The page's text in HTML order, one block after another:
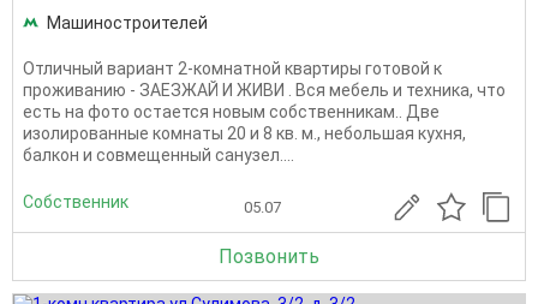
Машиностроителей
Отличный вариант 2-комнатной квартиры готовой к
проживанию - ЗАЕЗЖАЙ И ЖИВИ . Вся мебель и техника, что
есть на фото остается новым собственникам.. Две
изолированные комнаты 20 и 8 кв. м., небольшая кухня,
балкон и совмещенный санузел....
Собственник 05.07
Позвонить